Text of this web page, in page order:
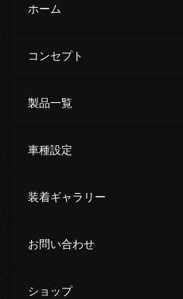
ホーム
コンセプト
製品一覧
車種設定
装着ギャラリー
お問い合わせ
ショップ